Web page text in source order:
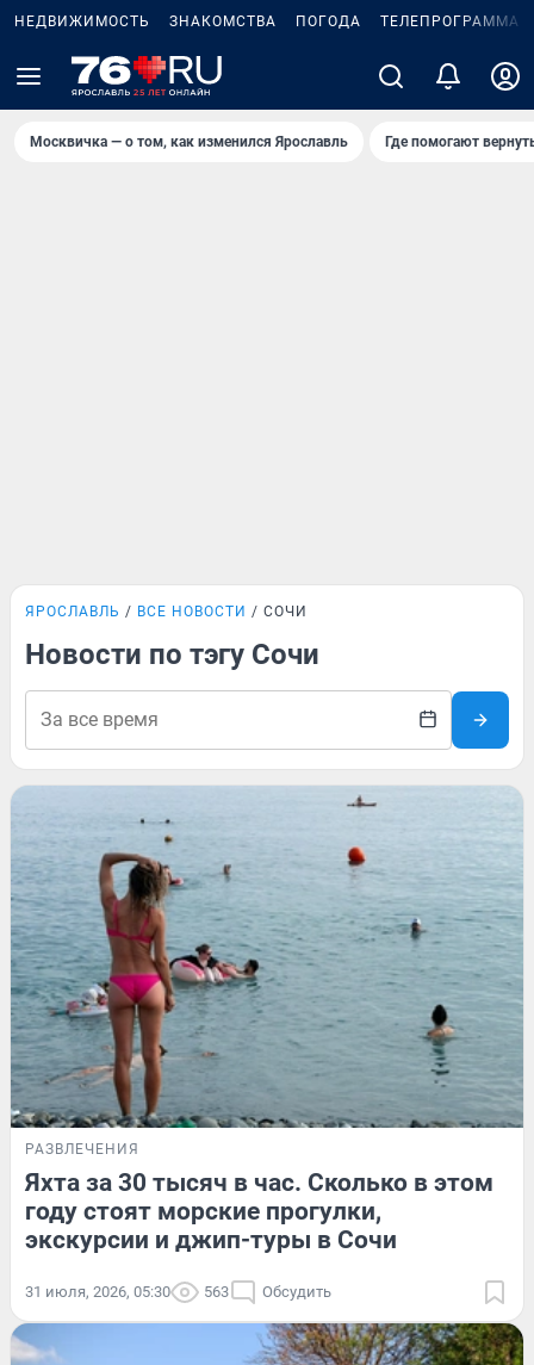
НЕДВИЖИМОСТЬ ЗНАКОМСТВА ПОГОДА ТЕЛЕПРОГРАММА
Москвичка — о том, как изменился Ярославль Где помогают
ЯРОСЛАВЛЬ ВСЕ НОВОСТИ СОЧИ
Новости по тэгу Сочи
РАЗВЛЕЧЕНИЯ
Яхта за 30 тысяч в час. Сколько в этом
году стоят морские прогулки,
экскурсии и джип-туры в Сочи
31 июля, 2026, 05:30 563 Обсудить